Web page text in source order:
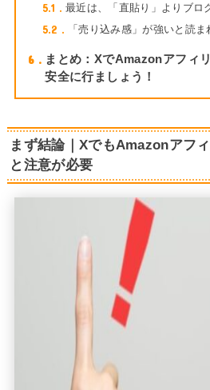
5.1 最近は、「直貼り」よりブロ
5.2 「売り込み感」が強いと読ま
6
まとめ：XでAmazonアフィ
安全に行ましょう！
まず結論｜XでもAmazonアフ
と注意が必要